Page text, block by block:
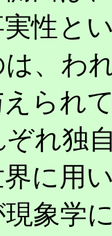
性と
、わ
られ
れ独
に用
象学